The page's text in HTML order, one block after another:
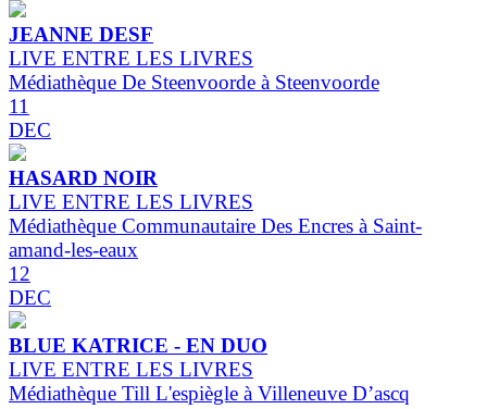
JEANNE DESF
LIVE ENTRE LES LIVRES
Médiathèque De Steenvoorde à Steenvoorde
11
DEC
HASARD NOIR
LIVE ENTRE LES LIVRES
Médiathèque Communautaire Des Encres à Saint-
amand-les-eaux
12
DEC
BLUE KATRICE - EN DUO
LIVE ENTRE LES LIVRES
Médiathèque Till L'espiègle à Villeneuve D’ascq